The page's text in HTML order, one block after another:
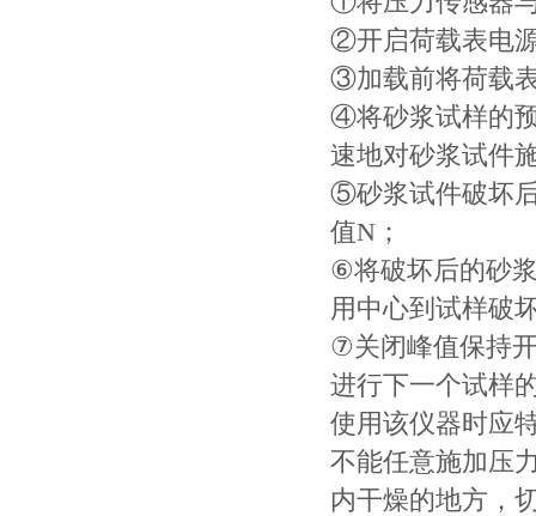
②开启荷载表电
③加载前将荷载
④将砂浆试样的
速地对砂浆试件
⑤砂浆试件破坏
值N；
⑥将破坏后的砂
用中心到试样破
⑦关闭峰值保持
进行下一个试样
使用该仪器时应
不能任意施加压
内干燥的地方，